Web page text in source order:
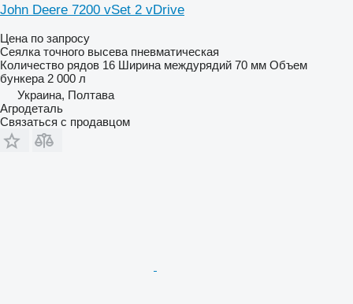
John Deere 7200 vSet 2 vDrive
Цена по запросу
Сеялка точного высева пневматическая
Количество рядов 16 Ширина междурядий 70 мм Объем
бункера 2 000 л
Украина, Полтава
Агродеталь
Связаться с продавцом